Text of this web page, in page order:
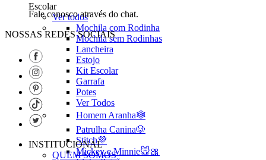
Escolar
Ver todos
Mochila com Rodinha
Mochila sem Rodinhas
Lancheira
Estojo
Kit Escolar
Garrafa
Potes
Ver Todos
Homem Aranha🕸️
Patrulha Canina🐶
Stitch💜
Mickey e Minnie🐭🎀
Fale conosco através do chat.
NOSSAS REDES SOCIAIS
INSTITUCIONAL
QUEM SOMOS